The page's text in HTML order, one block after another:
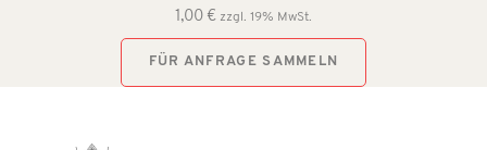
1,00 € zzgl. 19% MwSt.
FÜR ANFRAGE SAMMELN